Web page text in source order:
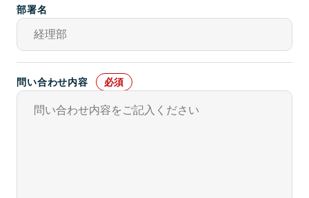
部署名
問い合わせ内容